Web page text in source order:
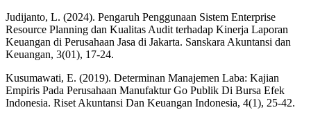
Judijanto, L. (2024). Pengaruh Penggunaan Sistem Enterprise
Resource Planning dan Kualitas Audit terhadap Kinerja Laporan
Keuangan di Perusahaan Jasa di Jakarta. Sanskara Akuntansi dan
Keuangan, 3(01), 17-24.
Kusumawati, E. (2019). Determinan Manajemen Laba: Kajian
Empiris Pada Perusahaan Manufaktur Go Publik Di Bursa Efek
Indonesia. Riset Akuntansi Dan Keuangan Indonesia, 4(1), 25-42.